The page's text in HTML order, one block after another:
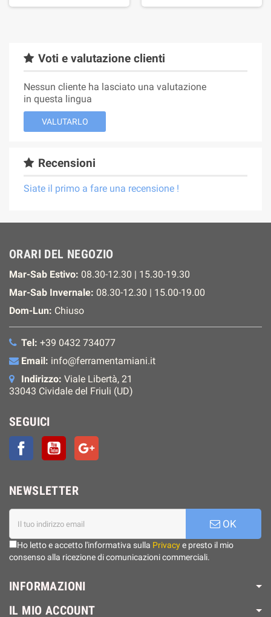
Voti e valutazione clienti
Nessun cliente ha lasciato una valutazione
in questa lingua
VALUTARLO
Recensioni
Siate il primo a fare una recensione !
ORARI DEL NEGOZIO
Mar-Sab Estivo: 08.30-12.30 | 15.30-19.30
Mar-Sab Invernale: 08.30-12.30 | 15.00-19.00
Dom-Lun: Chiuso
Tel: +39 0432 734077
Email: info@ferramentamiani.it
Indirizzo: Viale Libertà, 21
33043 Cividale del Friuli (UD)
SEGUICI
FacebookYouTube
NEWSLETTER
OK
Ho letto e accetto l'informativa sulla Privacye presto il mio
consenso alla ricezione di comunicazioni commerciali.
INFORMAZIONI
IL MIO ACCOUNT